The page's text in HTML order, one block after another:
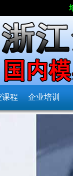
课程 企业培训